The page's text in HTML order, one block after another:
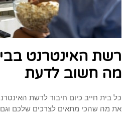
מה חשוב לדעת
את מה שהכי מתאים לצרכים שלכם וגם